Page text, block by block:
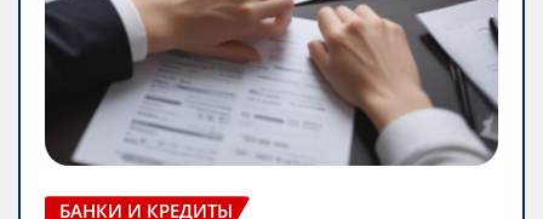
БАНКИ И КРЕДИТЫ